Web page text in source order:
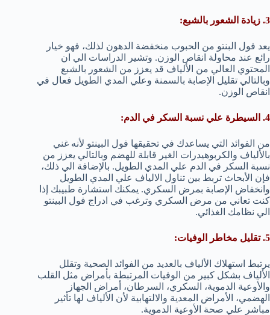
3. زيادة الشعور بالشبع:
يعد فول البنتو من الحبوب منخفضة الدهون لذلك، فهو خيار
رائع عند محاولة انقاص الوزن. وتشير الدراسات الي ان
المحتوي العالي من الألياف قد يعزز من الشعور بالشبع
وبالتالي تقليل الإصابة بالسمنة وعلي المدي الطويل فعال في
انقاص الوزن.
4. السيطرة علي نسبة السكر في الدم:
من الفوائد التي يساعدك في تحقيقها فول البينتو لأنه غني
بالألياف والكربوهيدرات الغير قابلة للهضم وبالتالي يعزز من
نسبة السكر في الدم علي المدي الطويل. بالإضافة الي ذلك،
فإن الأبحاث تربط بين تناول الالياف علي المدي الطويل
وانخفاض الإصابة بمرض السكري. يمكنك استشارة طبيبك إذا
كنت تعاني من مرض السكري وترغب في ادراج فول البينتو
الي نظامك الغذائي.
5. تقليل مخاطر الوفيات:
يرتبط استهلاك الألياف بالعديد من الفوائد الصحية وتقلل
الألياف بشكل كبير من الوفيات المرتبطة بأمراض مثل القلب
والأوعية الدموية، السكري، السرطان، أمراض الجهاز
الهضمي، الأمراض المعدية والالتهابية لأن الألياف لها تأثير
مباشر علي صحة الأوعية الدموية.